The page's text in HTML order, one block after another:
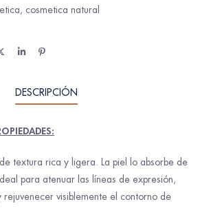
, cosmetica natural
DESCRIPCIÓN
textura rica y ligera. La piel lo absorbe de
para atenuar las líneas de expresión,
rejuvenecer visiblemente el contorno de